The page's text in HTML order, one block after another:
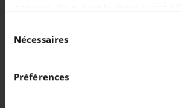
services. Vous avez le choix quant
retirer votre consentement à tout
consultant la Déclaration relative
duNécessaires
Préférences
Véhicules similaires